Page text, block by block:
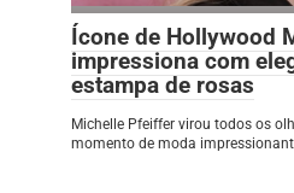
Ícone de Hollywood
impressiona com
estampa de rosas
Michelle Pfeiffer virou todos os
momento de moda